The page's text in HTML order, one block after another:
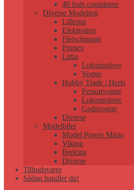
40 fods containere
Diverse Modeltog
Lilleput
Elektrotren
Fleischmann
Primex
Lima
Lokomotiver
Vogne
Hobby Trade / Heris
Personvogne
Lokomotiver
Godsvogne
Diverse
Modelbiler
Model Power Minis
Viking
Brekina
Diverse
Tilbudsvarer
Sådan handler du!